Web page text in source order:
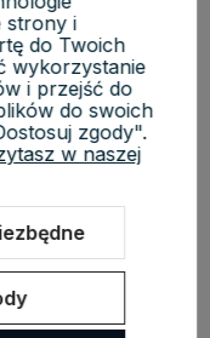
| Email:
662 274 654
strony i
do Twoich
wykorzystanie
i przejść do
do swoich
zgody".
w naszej